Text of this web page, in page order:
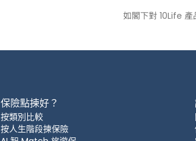
如閣下對 10Life
保險點揀好？
按類別比較
按人生階段揀保險